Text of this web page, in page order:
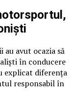
avut ocazia să
în conducere
explicat diferența
responsabil în